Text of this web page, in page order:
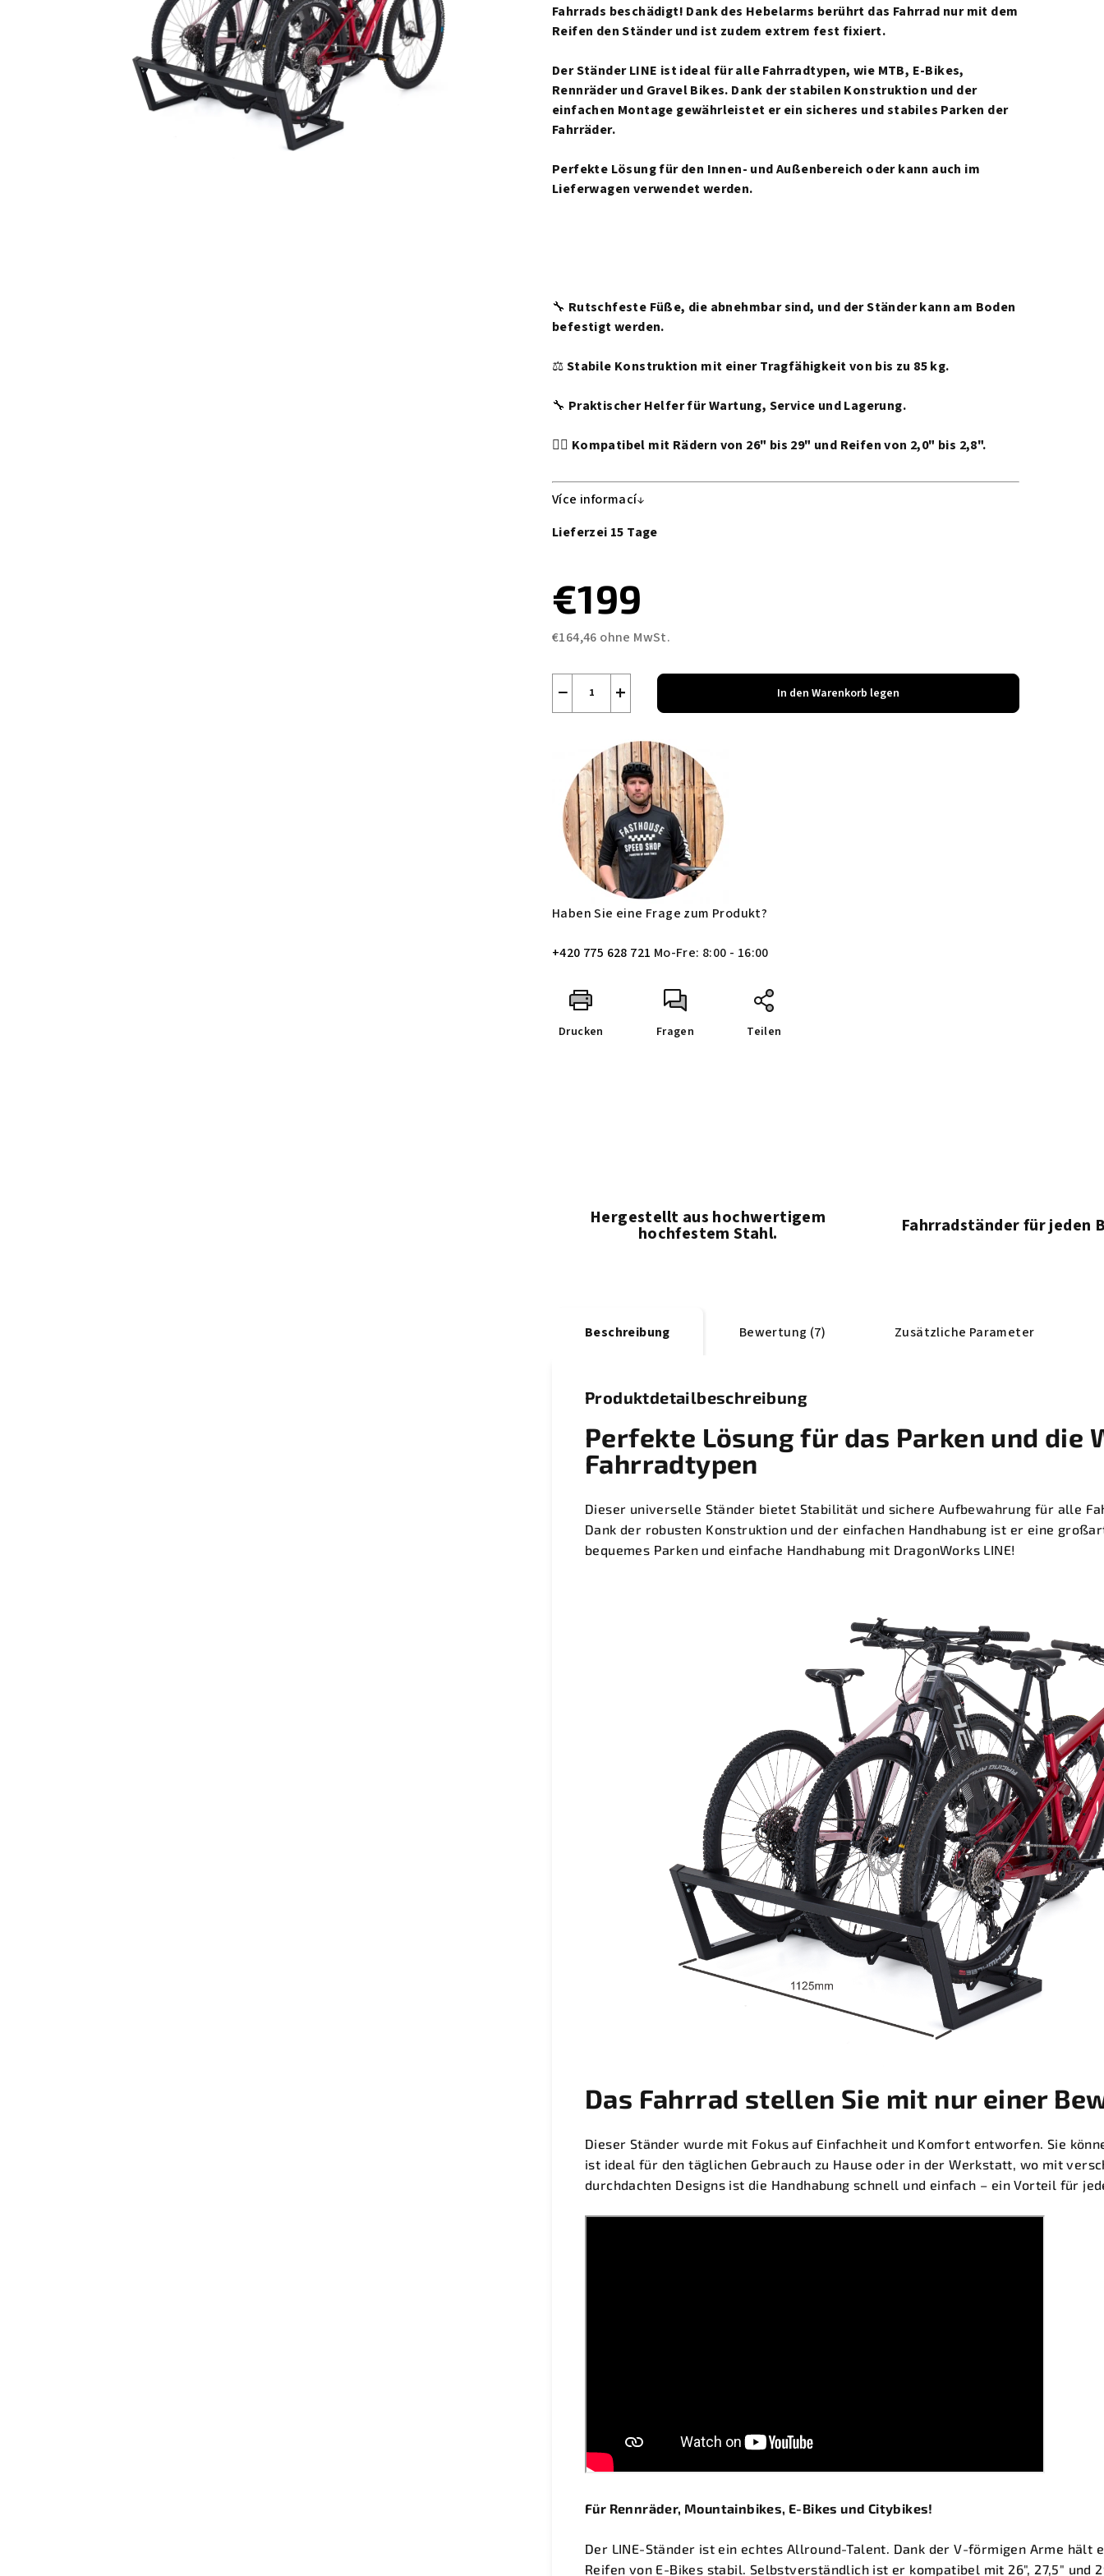
ist
5,0
5
Sternen.
Fahrrads beschädigt! Dank des Hebelarms berührt das Fahrrad nur mit dem
Reifen den Ständer und ist zudem extrem fest fixiert.
Der Ständer LINE ist ideal für alle Fahrradtypen, wie MTB, E-Bikes,
Rennräder und Gravel Bikes. Dank der stabilen Konstruktion und der
einfachen Montage gewährleistet er ein sicheres und stabiles Parken der
Fahrräder.
Perfekte Lösung für den Innen- und Außenbereich oder kann auch im
Lieferwagen verwendet werden.
🔧 Rutschfeste Füße, die abnehmbar sind, und der Ständer kann am Boden
befestigt werden.
⚖️Stabile Konstruktion mit einer Tragfähigkeit von bis zu 85 kg.
🔧 Praktischer Helfer für Wartung, Service und Lagerung.
🚴‍♂️ Kompatibel mit Rädern von 26" bis 29" und Reifen von 2,0" bis 2,8".
Více informací
Lieferzei 15 Tage
€199
€164,46 ohne MwSt.
+
− In den Warenkorb legen
Haben Sie eine Frage zum Produkt?
+420 775 628 721 Mo-Fre: 8:00 - 16:00
Drucken Fragen Teilen
Hergestellt aus hochwertigem
hochfestem Stahl. Fahrradständer für jeden
Beschreibung Bewertung (7) Zusätzliche Parameter
Produktdetailbeschreibung
Perfekte Lösung für das Parken und die
Fahrradtypen
Dieser universelle Ständer bietet Stabilität und sichere Aufbewahrung für alle
Dank der robusten Konstruktion und der einfachen Handhabung ist er eine
bequemes Parken und einfache Handhabung mit DragonWorks LINE!
Das Fahrrad stellen Sie mit nur einer
Dieser Ständer wurde mit Fokus auf Einfachheit und Komfort entworfen. Sie
ist ideal für den täglichen Gebrauch zu Hause oder in der Werkstatt, wo mit
durchdachten Designs ist die Handhabung schnell und einfach – ein Vorteil für
Für Rennräder, Mountainbikes, E-Bikes und Citybikes!
Der LINE-Ständer ist ein echtes Allround-Talent. Dank der V-förmigen Arme
Reifen von E-Bikes stabil. Selbstverständlich ist er kompatibel mit 26", 27,5" und